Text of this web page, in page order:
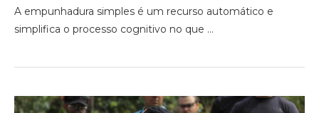
A empunhadura simples é um recurso automático e
simplifica o processo cognitivo no que …